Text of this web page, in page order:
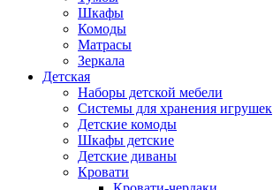
Шкафы
Комоды
Матрасы
Зеркала
Детская
Наборы детской мебели
Системы для хранения игрушек
Детские комоды
Шкафы детские
Детские диваны
Кровати